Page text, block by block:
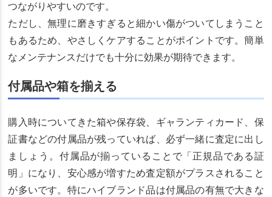
つながりやすいのです。
ただし、無理に磨きすぎると細かい傷がついてしまうこと
もあるため、やさしくケアすることがポイントです。簡単
なメンテナンスだけでも十分に効果が期待できます。
付属品や箱を揃える
購入時についてきた箱や保存袋、ギャランティカード、保
証書などの付属品が残っていれば、必ず一緒に査定に出し
ましょう。付属品が揃っていることで「正規品である証
明」になり、安心感が増すため査定額がプラスされること
が多いです。特にハイブランド品は付属品の有無で大きな